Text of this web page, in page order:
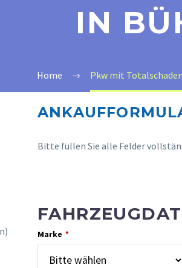
IN
Home Pkw mit
Bitte füllen Sie alle Felder
Marke *